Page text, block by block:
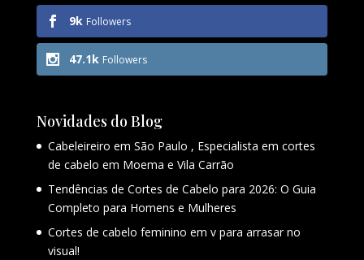
9k Followers
47.1k Followers
Novidades do Blog
Cabeleireiro em São Paulo , Especialista em cortes
de cabelo em Moema e Vila Carrão
Tendências de Cortes de Cabelo para 2026: O Guia
Completo para Homens e Mulheres
Cortes de cabelo feminino em v para arrasar no
visual!